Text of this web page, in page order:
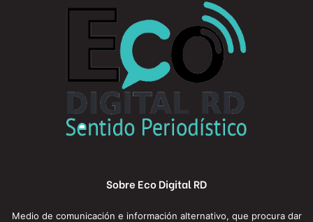
Sobre Eco Digital RD
Medio de comunicación e información alternativo, que procura dar